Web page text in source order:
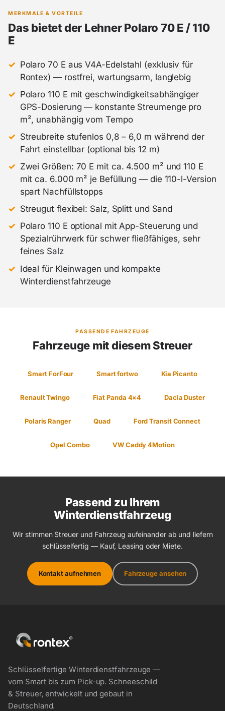
MERKMALE & VORTEILE
Das bietet der Lehner Polaro 70 E / 110
E
Polaro 70 E aus V4A-Edelstahl (exklusiv für
Rontex) — rostfrei, wartungsarm, langlebig
Polaro 110 E mit geschwindigkeitsabhängiger
GPS-Dosierung — konstante Streumenge pro
m², unabhängig vom Tempo
Streubreite stufenlos 0,8 – 6,0 m während der
Fahrt einstellbar (optional bis 12 m)
Zwei Größen: 70 E mit ca. 4.500 m² und 110 E
mit ca. 6.000 m² je Befüllung — die 110-l-Version
spart Nachfüllstopps
Streugut flexibel: Salz, Splitt und Sand
Polaro 110 E optional mit App-Steuerung und
Spezialrührwerk für schwer fließfähiges, sehr
feines Salz
Ideal für Kleinwagen und kompakte
Winterdienstfahrzeuge
PASSENDE FAHRZEUGE
Fahrzeuge mit diesem Streuer
Smart ForFour Smart fortwo Kia Picanto
Renault Twingo Fiat Panda 4×4 Dacia Duster
Polaris Ranger Quad Ford Transit Connect
Opel Combo VW Caddy 4Motion
Passend zu Ihrem
Winterdienstfahrzeug
Wir stimmen Streuer und Fahrzeug aufeinander ab und liefern
schlüsselfertig — Kauf, Leasing oder Miete.
Kontakt aufnehmen Fahrzeuge ansehen
Schlüsselfertige Winterdienstfahrzeuge —
vom Smart bis zum Pick-up. Schneeschild
& Streuer, entwickelt und gebaut in
Deutschland.